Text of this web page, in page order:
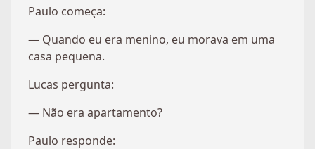
Paulo começa:
— Quando eu era menino, eu morava em uma
casa pequena.
Lucas pergunta:
— Não era apartamento?
Paulo responde: